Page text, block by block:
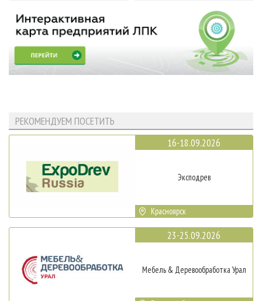
РЕКОМЕНДУЕМ ПОСЕТИТЬ
16-18.09.2026
Эксподрев
Красноярск
23-25.09.2026
Мебель & Деревообработка Урал